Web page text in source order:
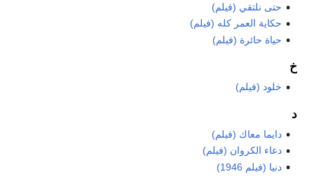
حتى نلتقي (فيلم)
حكاية العمر كله (فيلم)
حياة حائرة (فيلم)
خ
خلود (فيلم)
د
دايما معاك (فيلم)
دعاء الكروان (فيلم)
دنيا (فيلم 1946)